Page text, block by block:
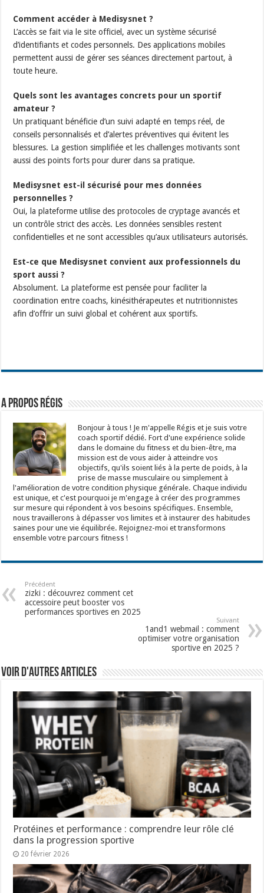
Comment accéder à Medisysnet ?
L’accès se fait via le site officiel, avec un système sécurisé
d’identifiants et codes personnels. Des applications mobiles
permettent aussi de gérer ses séances directement partout, à
toute heure.
Quels sont les avantages concrets pour un sportif
amateur ?
Un pratiquant bénéficie d’un suivi adapté en temps réel, de
conseils personnalisés et d’alertes préventives qui évitent les
blessures. La gestion simplifiée et les challenges motivants sont
aussi des points forts pour durer dans sa pratique.
Medisysnet est-il sécurisé pour mes données
personnelles ?
Oui, la plateforme utilise des protocoles de cryptage avancés et
un contrôle strict des accès. Les données sensibles restent
confidentielles et ne sont accessibles qu’aux utilisateurs autorisés.
Est-ce que Medisysnet convient aux professionnels du
sport aussi ?
Absolument. La plateforme est pensée pour faciliter la
coordination entre coachs, kinésithérapeutes et nutritionnistes
afin d’offrir un suivi global et cohérent aux sportifs.
A propos Régis
Bonjour à tous ! Je m'appelle Régis et je suis votre
coach sportif dédié. Fort d'une expérience solide
dans le domaine du fitness et du bien-être, ma
mission est de vous aider à atteindre vos
objectifs, qu'ils soient liés à la perte de poids, à la
prise de masse musculaire ou simplement à
l'amélioration de votre condition physique générale. Chaque individu
est unique, et c'est pourquoi je m'engage à créer des programmes
sur mesure qui répondent à vos besoins spécifiques. Ensemble,
nous travaillerons à dépasser vos limites et à instaurer des habitudes
saines pour une vie équilibrée. Rejoignez-moi et transformons
ensemble votre parcours fitness !
Précédent
zizki : découvrez comment cet
accessoire peut booster vos
performances sportives en 2025
Suivant
1and1 webmail : comment
optimiser votre organisation
sportive en 2025 ?
Voir d'autres articles
Protéines et performance : comprendre leur rôle clé
dans la progression sportive
20 février 2026